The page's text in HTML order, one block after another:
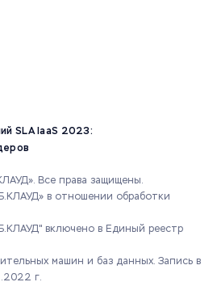
SLA IaaS 2023:
Все права защищены.
в отношении обработки
включено в Единый реестр
машин и баз данных. Запись в
г.